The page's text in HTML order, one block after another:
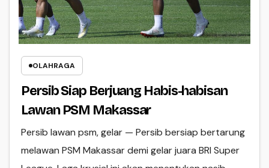
OLAHRAGA
Persib Siap Berjuang Habis-habisan
Lawan PSM Makassar
Persib lawan psm, gelar — Persib bersiap bertarung
melawan PSM Makassar demi gelar juara BRI Super